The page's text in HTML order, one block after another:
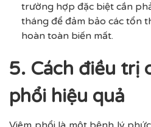
trường hợp đặc biệt cần
tháng để đảm bảo các tổn
hoàn toàn biến mất.
5. Cách điều trị
phổi hiệu quả